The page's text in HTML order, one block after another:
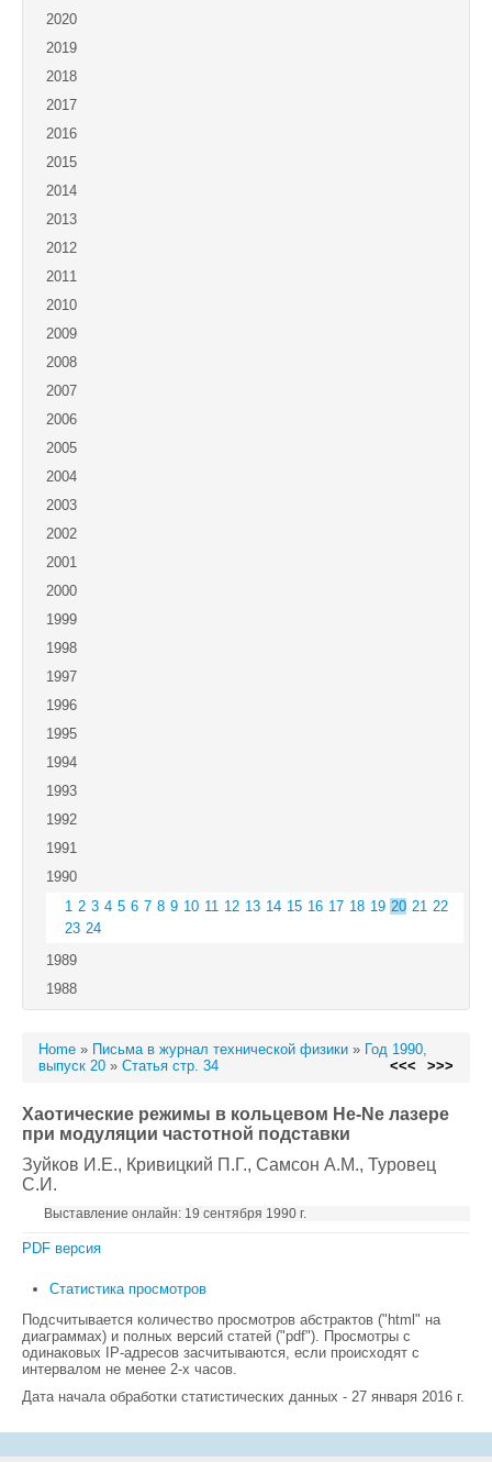
2020
2019
2018
2017
2016
2015
2014
2013
2012
2011
2010
2009
2008
2007
2006
2005
2004
2003
2002
2001
2000
1999
1998
1997
1996
1995
1994
1993
1992
1991
1990
1 2 3 4 5 6 7 8 9 10 11 12 13 14 15 16 17 18 19 20 21 22
23 24
1989
1988
Home » Письма в журнал технической физики » Год 1990,
выпуск 20 » Статья стр. 34 <<< >>>
Хаотические режимы в кольцевом He-Ne лазере
при модуляции частотной подставки
Зуйков И.Е., Кривицкий П.Г., Самсон A.M., Туровец
С.И.
Выставление онлайн: 19 сентября 1990 г.
PDF версия
Статистика просмотров
Подсчитывается количество просмотров абстрактов ("html" на
диаграммах) и полных версий статей ("pdf"). Просмотры с
одинаковых IP-адресов засчитываются, если происходят с
интервалом не менее 2-х часов.
Дата начала обработки статистических данных - 27 января 2016 г.